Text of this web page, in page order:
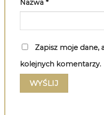
Nazwa *
Zapisz moje dane,
kolejnych komentarzy.